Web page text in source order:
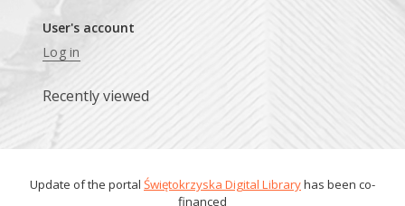
User's account
Log in
Recently viewed
Update of the portal Świętokrzyska Digital Libraryhas been co-
financed